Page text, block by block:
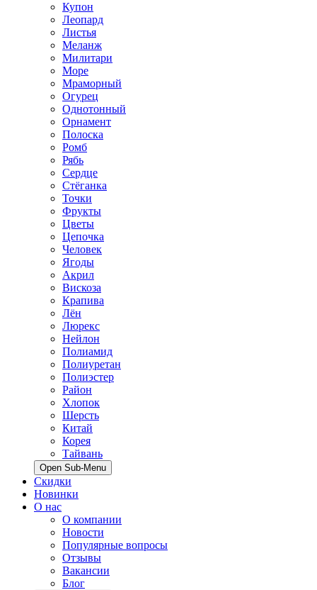
Купон
Леопард
Листья
Меланж
Милитари
Море
Мраморный
Огурец
Однотонный
Орнамент
Полоска
Ромб
Рябь
Сердце
Стёганка
Точки
Фрукты
Цветы
Цепочка
Человек
Ягоды
Акрил
Вискоза
Крапива
Лён
Люрекс
Нейлон
Полиамид
Полиуретан
Полиэстер
Район
Хлопок
Шерсть
Китай
Корея
Тайвань
Open Sub-Menu
Скидки
Новинки
О нас
О компании
Новости
Популярные вопросы
Отзывы
Вакансии
Блог